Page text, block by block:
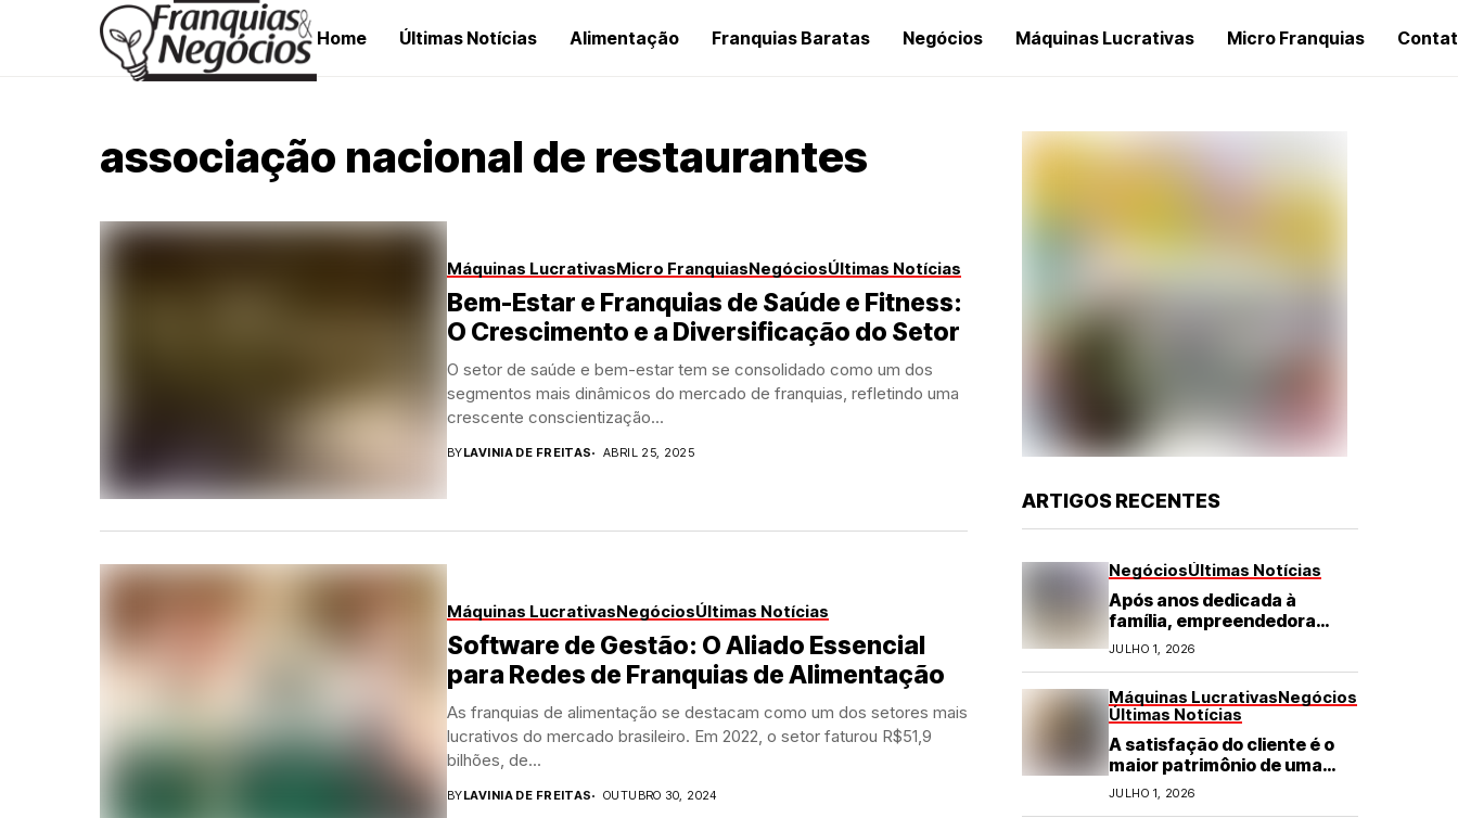
Home Últimas Notícias Alimentação Franquias Baratas Negócios Máquinas Lucrativas Micro Franquias
associação nacional de restaurantes
Máquinas LucrativasMicro FranquiasNegóciosÚltimas Notícias
Bem-Estar e Franquias de Saúde e Fitness:
O Crescimento e a Diversificação do Setor
O setor de saúde e bem-estar tem se consolidado como um dos
segmentos mais dinâmicos do mercado de franquias, refletindo uma
crescente conscientização...
BYLAVINIA DE FREITAS ABRIL 25, 2025
Máquinas LucrativasNegóciosÚltimas Notícias
Software de Gestão: O Aliado Essencial
para Redes de Franquias de Alimentação
As franquias de alimentação se destacam como um dos setores mais
lucrativos do mercado brasileiro. Em 2022, o setor faturou R$51,9
bilhões, de...
BYLAVINIA DE FREITAS OUTUBRO 30, 2024
ARTIGOS RECENTES
NegóciosÚltimas Notícias
Após anos dedicada à
família, empreendedora
transforma franquia de
turismo em negócio de
JULHO 1, 2026
Máquinas LucrativasNegócios
Últimas Notícias
A satisfação do cliente é o
maior patrimônio de uma
franquia
JULHO 1, 2026